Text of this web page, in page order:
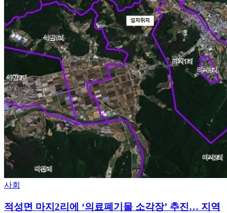
사회
적성면 마지2리에 ‘의료폐기물 소각장’ 추진… 지역